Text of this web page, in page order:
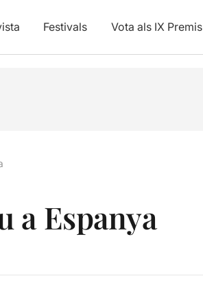
Festivals Vota als IX Premis
a Espanya